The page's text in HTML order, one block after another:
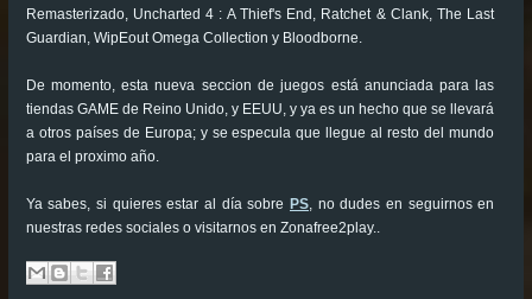
Remasterizado, Uncharted 4 : A Thief's End, Ratchet & Clank, The Last
Guardian, WipEout Omega Collection y Bloodborne.
De momento, esta nueva seccion de juegos está anunciada para las
tiendas GAME de Reino Unido, y EEUU, y ya es un hecho que se llevará
a otros países de Europa; y se especula que llegue al resto del mundo
para el proximo año.
Ya sabes, si quieres estar al día sobre PS, no dudes en seguirnos en
nuestras redes sociales o visitarnos en Zonafree2play..